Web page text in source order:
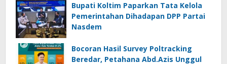
Bupati Koltim Paparkan Tata Kelola
Pemerintahan Dihadapan DPP Partai
Nasdem
Bocoran Hasil Survey Poltracking
Beredar, Petahana Abd.Azis Unggul